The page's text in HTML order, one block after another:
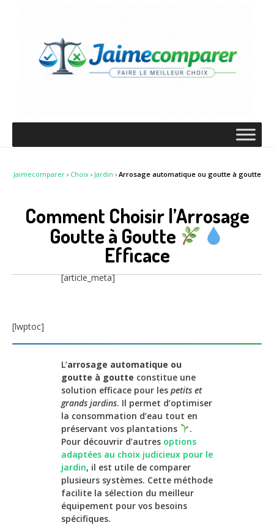
Jaimecomparer› Choix› Jardin › Arrosage automatique ou goutte à goutte
Comment Choisir l’Arrosage
Goutte à Goutte
Efficace
[article_meta]
[lwptoc]
L’arrosage automatique ou
goutte à goutte constitue une
solution efficace pour les petits et
grands jardins. Il permet d’optimiser
la consommation d’eau tout en
préservant vos plantations
.
Pour découvrir d’autres options
adaptées au choix judicieux pour le
jardin, il est utile de comparer
plusieurs systèmes. Cette méthode
facilite la sélection du meilleur
équipement pour vos besoins
spécifiques.